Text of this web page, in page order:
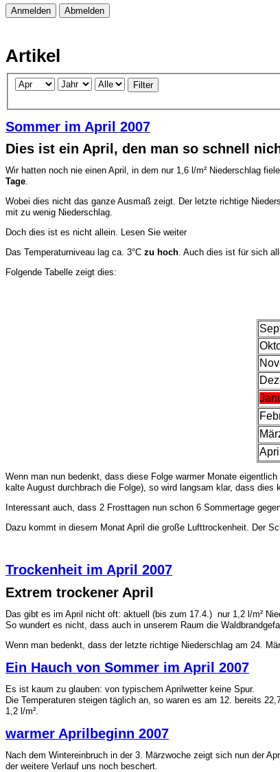
Artikel
Filter
Sommer im April 2007
Dies ist ein April, den man so schnell
Wir hatten noch nie einen April, in dem nur 1,6 l/m² Niederschlag
Tage.
Wobei dies nicht das ganze Ausmaß zeigt. Der letzte richtige
mit zu wenig Niederschlag.
Doch dies ist es nicht allein. Lesen Sie weiter
Das Temperaturniveau lag ca. 3°C zu hoch. Auch dies ist für sich
Folgende Tabelle zeigt dies:
April
Wenn man nun bedenkt, dass diese Folge warmer Monate
kalte August durchbrach die Folge), so wird langsam klar, dass
Interessant auch, dass 2 Frosttagen nun schon 6 Sommertage
Dazu kommt in diesem Monat April die große Lufttrockenheit. Der
Trockenheit im April 2007
Extrem trockener April
Das gibt es im April nicht oft: aktuell (bis zum 17.4.) nur 1,2 l/m²
So wundert es nicht, dass auch in unserem Raum die
Wenn man bedenkt, dass der letzte richtige Niederschlag am 24.
Ein Hauch von Sommer im April 2007
Es ist kaum zu glauben: von typischem Aprilwetter keine Spur.
Die Temperaturen steigen täglich an, so waren es am 12. bereits
1,2 l/m².
warmer Aprilbeginn 2007
Nach dem Wintereinbruch in der 3. Märzwoche zeigt sich nun der
der weitere Verlauf uns noch beschert.